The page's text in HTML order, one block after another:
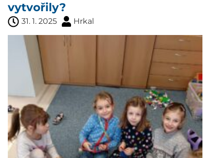
vytvořily?
31. 1. 2025 Hrkal